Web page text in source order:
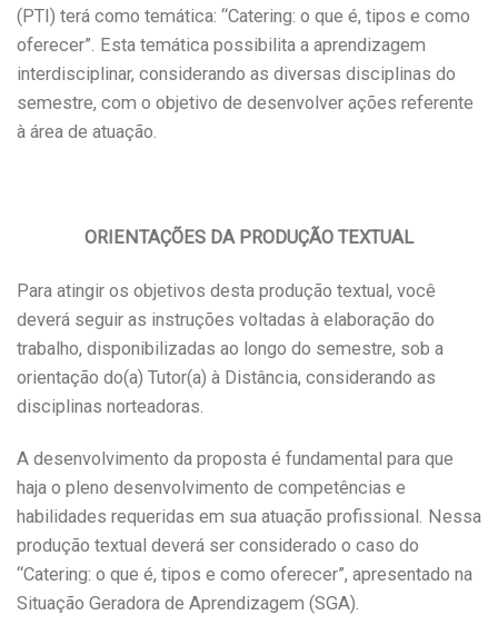
(PTI) terá como temática: “Catering: o que é, tipos e como
oferecer”. Esta temática possibilita a aprendizagem
interdisciplinar, considerando as diversas disciplinas do
semestre, com o objetivo de desenvolver ações referente
à área de atuação.
ORIENTAÇÕES DA PRODUÇÃO TEXTUAL
Para atingir os objetivos desta produção textual, você
deverá seguir as instruções voltadas à elaboração do
trabalho, disponibilizadas ao longo do semestre, sob a
orientação do(a) Tutor(a) à Distância, considerando as
disciplinas norteadoras.
A desenvolvimento da proposta é fundamental para que
haja o pleno desenvolvimento de competências e
habilidades requeridas em sua atuação profissional. Nessa
produção textual deverá ser considerado o caso do
“Catering: o que é, tipos e como oferecer”, apresentado na
Situação Geradora de Aprendizagem (SGA).